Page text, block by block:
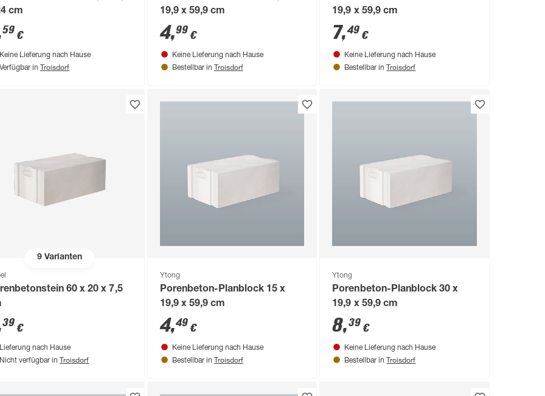
cm
59 €
Keine Lieferung nach Hause
Verfügbar in Troisdorf
19,9 x 59,9 cm
4,99€
Keine Lieferung nach Hause
Bestellbar in Troisdorf
19,9 x 59,9 cm
7,49 €
Keine Lieferung nach Hause
Bestellbar in Troisdorf
9Varianten
60 x 20 x 7,5
39 €
Lieferung nach Hause
Nicht verfügbar in Troisdorf
Ytong
Porenbeton-Planblock 15 x
19,9 x 59,9 cm
4,49€
Keine Lieferung nach Hause
Bestellbar in Troisdorf
Ytong
Porenbeton-Planblock 30 x
19,9 x 59,9 cm
8,39 €
Keine Lieferung nach Hause
Bestellbar in Troisdorf